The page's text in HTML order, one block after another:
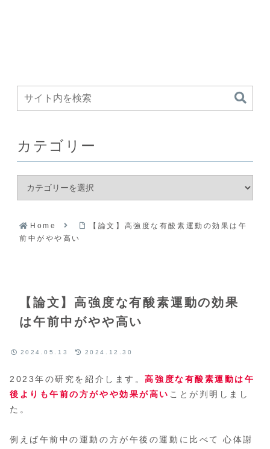
カテゴリー
Home
【論文】高強度な有酸素運動の効果は午
前中がやや高い
【論文】高強度な有酸素運動の効果
は午前中がやや高い
2024.05.13 2024.12.30
2023年の研究を紹介します。高強度な有酸素運動は午
後よりも午前の方がやや効果が高い ことが判明しまし
た。
例えば午前中の運動の方が午後の運動に比べて 心体謝